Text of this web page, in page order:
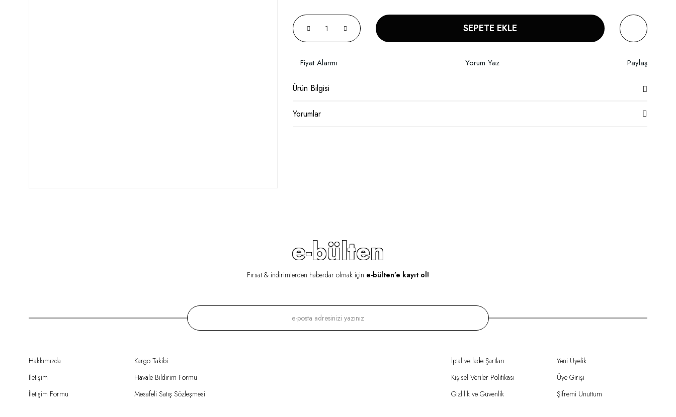
SEPETE EKLE
Fiyat Alarmı Yorum Yaz Paylaş
Ürün Bilgisi
Yorumlar
e-bülten
Fırsat & indirimlerden haberdar olmak için e-bülten’e kayıt ol!
Hakkımızda
İletişim
İletişim Formu
Kargo Takibi
Havale Bildirim Formu
Mesafeli Satış Sözleşmesi
İptal ve İade Şartları
Kişisel Veriler Politikası
Gizlilik ve Güvenlik
Yeni Üyelik
Üye Girişi
Şifremi Unuttum